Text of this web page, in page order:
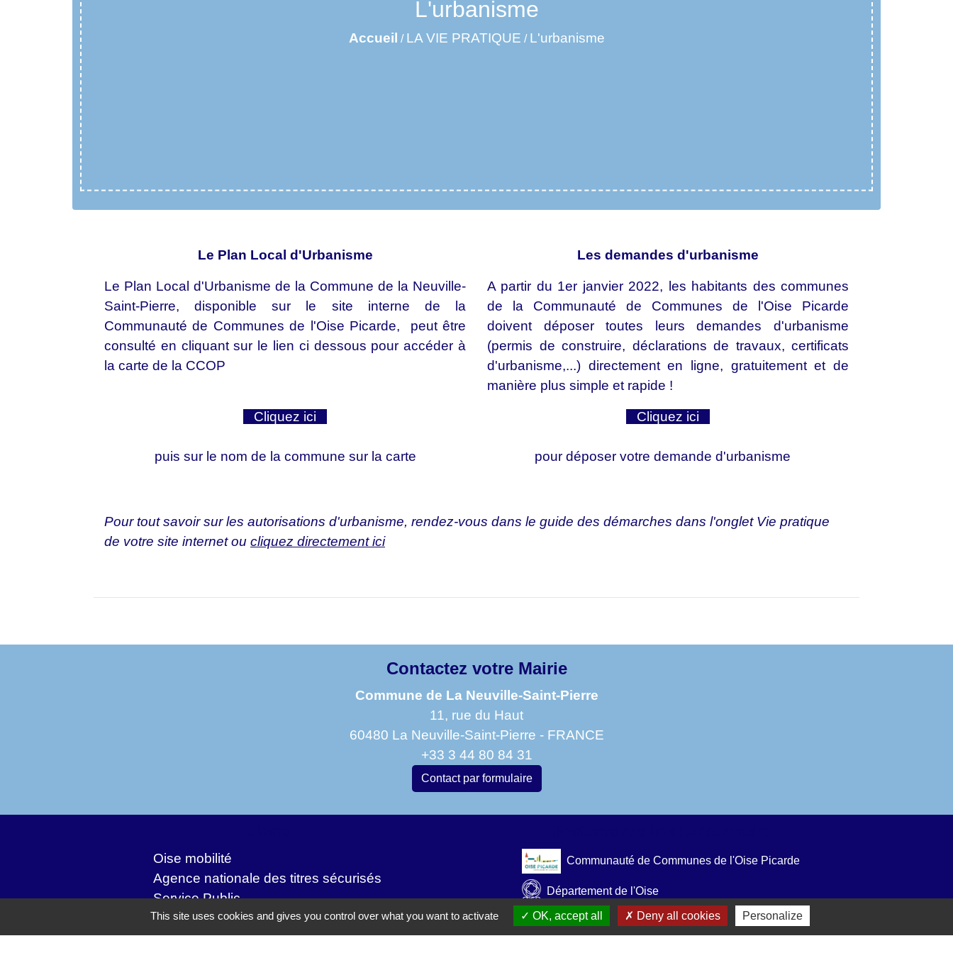
L'urbanisme
Accueil / LA VIE PRATIQUE / L'urbanisme
Le Plan Local d'Urbanisme
Le Plan Local d'Urbanisme de la Commune de la Neuville-
Saint-Pierre, disponible sur le site interne de la
Communauté de Communes de l'Oise Picarde, peut être
consulté en cliquant sur le lien ci dessous pour accéder à
la carte de la CCOP
Cliquez ici
puis sur le nom de la commune sur la carte
Les demandes d'urbanisme
A partir du 1er janvier 2022, les habitants des communes
de la Communauté de Communes de l'Oise Picarde
doivent déposer toutes leurs demandes d'urbanisme
(permis de construire, déclarations de travaux, certificats
d'urbanisme,...) directement en ligne, gratuitement et de
manière plus simple et rapide !
Cliquez ici
pour déposer votre demande d'urbanisme
Pour tout savoir sur les autorisations d'urbanisme, rendez-vous dans le guide des démarches dans l'onglet Vie pratique
de votre site internet ou cliquez directement ici
Contactez votre Mairie
Commune de La Neuville-Saint-Pierre
11, rue du Haut
60480 La Neuville-Saint-Pierre - FRANCE
+33 3 44 80 84 31
Contact par formulaire
Oise mobilité
Agence nationale des titres sécurisés
Service Public
Communauté de Communes de l'Oise Picarde
Département de l'Oise
Région Hauts-de-France
This site uses cookies and gives you control over what you want to activate OK, accept all Deny all cookies Personalize